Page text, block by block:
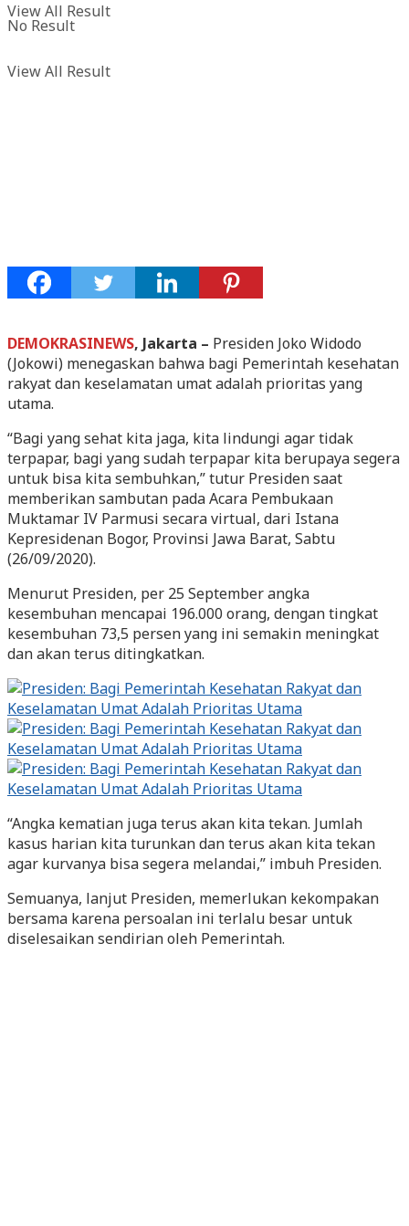
View All Result
No Result
View All Result
DEMOKRASINEWS, Jakarta – Presiden Joko Widodo
(Jokowi) menegaskan bahwa bagi Pemerintah kesehatan
rakyat dan keselamatan umat adalah prioritas yang
utama.
“Bagi yang sehat kita jaga, kita lindungi agar tidak
terpapar, bagi yang sudah terpapar kita berupaya segera
untuk bisa kita sembuhkan,” tutur Presiden saat
memberikan sambutan pada Acara Pembukaan
Muktamar IV Parmusi secara virtual, dari Istana
Kepresidenan Bogor, Provinsi Jawa Barat, Sabtu
(26/09/2020).
Menurut Presiden, per 25 September angka
kesembuhan mencapai 196.000 orang, dengan tingkat
kesembuhan 73,5 persen yang ini semakin meningkat
dan akan terus ditingkatkan.
“Angka kematian juga terus akan kita tekan. Jumlah
kasus harian kita turunkan dan terus akan kita tekan
agar kurvanya bisa segera melandai,” imbuh Presiden.
Semuanya, lanjut Presiden, memerlukan kekompakan
bersama karena persoalan ini terlalu besar untuk
diselesaikan sendirian oleh Pemerintah.